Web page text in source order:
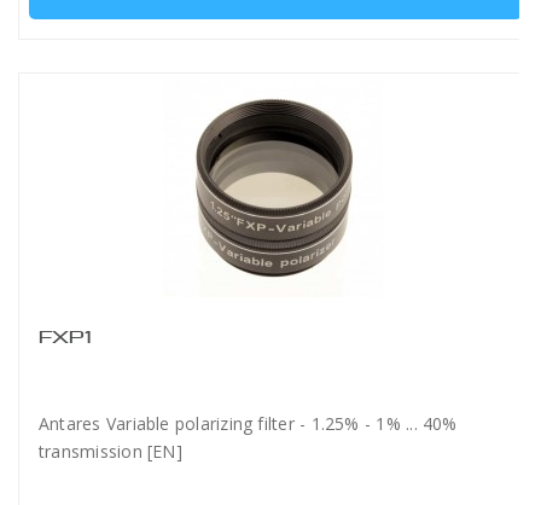
FXP1
Antares Variable polarizing filter - 1.25% - 1% ... 40%
transmission [EN]